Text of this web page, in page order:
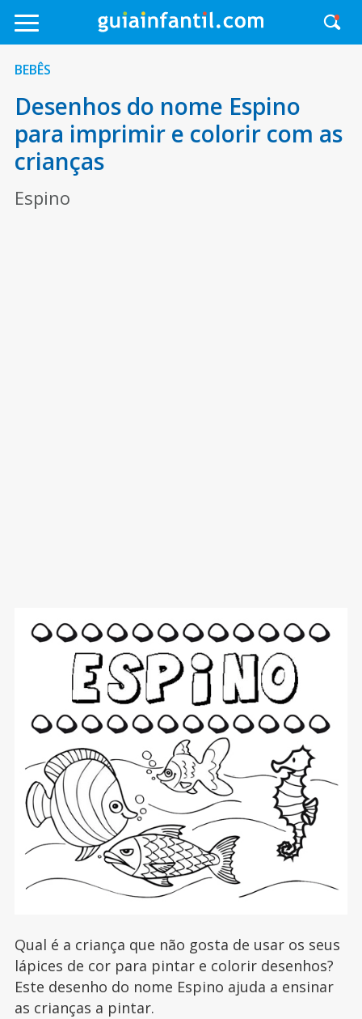
BEBÊS
Desenhos do nome Espino
para imprimir e colorir com as
crianças
Espino
Qual é a criança que não gosta de usar os seus
lápices de cor para pintar e colorir desenhos?
Este desenho do nome Espino ajuda a ensinar
as crianças a pintar.